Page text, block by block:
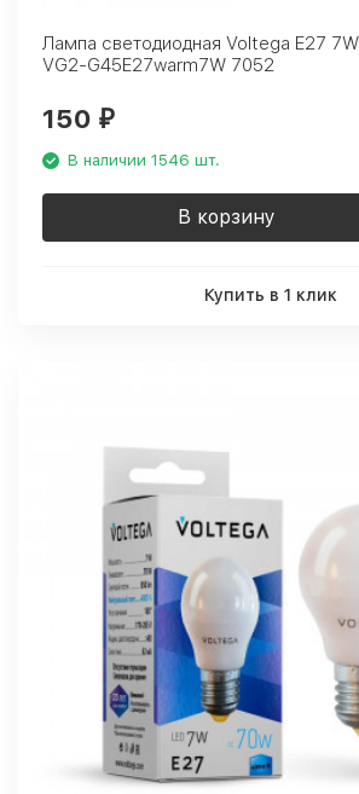
Лампа светодиодная Voltega E27
VG2-G45E27warm7W 7052
150 ₽
В наличии 1546 шт.
В корзину
Купить в 1 клик